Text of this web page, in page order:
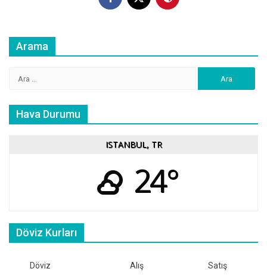
Arama
Hava Durumu
ISTANBUL, TR
24°
Döviz Kurları
Döviz Alış Satış